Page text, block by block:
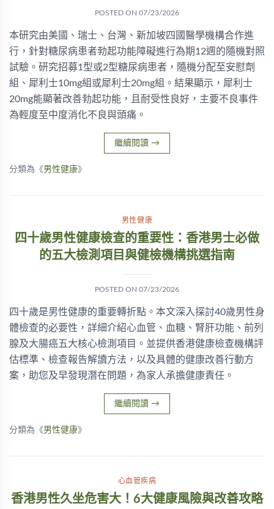
POSTED ON 07/23/2026
本研究由美國、瑞士、台灣、新加坡四國醫學機構合作進
行，針對糖尿病患者勃起功能障礙進行為期12週的隨機對照
試驗。研究招募1型或2型糖尿病患者，隨機分配至安慰劑
組、犀利士10mg組或犀利士20mg組。結果顯示，犀利士
20mg能顯著改善勃起功能，且耐受性良好，主要不良事件
為輕度至中度消化不良與頭痛。
繼續閱讀 →
分類為《男性健康》
男性健康
四十歲男性健康檢查的重要性：香港男士必做
的五大檢測項目與健檢機構挑選指南
POSTED ON 07/23/2026
四十歲是男性健康的重要轉折點。本文深入探討40歲男性身
體檢查的必要性，詳細介紹心血管、血糖、腎肝功能、前列
腺及大腸癌五大核心檢測項目。並提供香港健康檢查機構評
估標準、檢查報告解讀方法，以及具體的健康改善行動方
案，助您及早發現潛在問題，為家人承擔健康責任。
繼續閱讀 →
分類為《男性健康》
心血管疾病
香港男性久坐危害大！6大健康風險與改善攻略